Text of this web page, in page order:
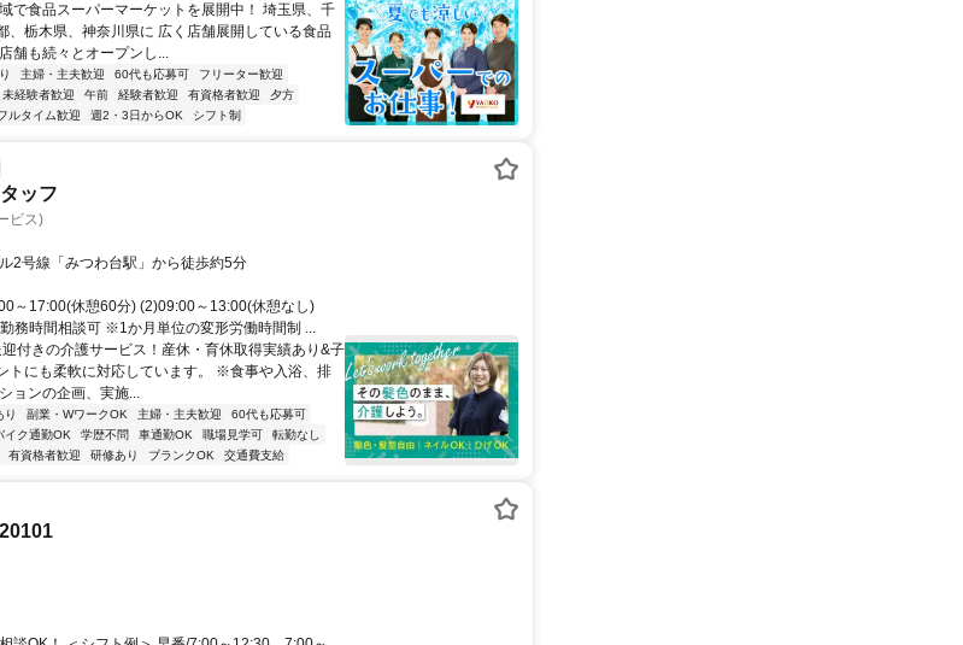
で食品スーパーマーケットを展開中！ 埼玉県、千
、栃木県、神奈川県に 広く店舗展開している食品
舗も続々とオープンし...
主婦・主夫歓迎 60代も応募可
フリーター歓迎
未経験者歓迎 午前 経験者歓迎 有資格者歓迎
夕方
ルタイム歓迎 週2・3日からOK シフト制
ッフ
ビス)
2号線「みつわ台駅」から徒歩約5分
～17:00(休憩60分) (2)09:00～13:00(休憩なし)
務時間相談可 ※1か月単位の変形労働時間制 ...
付きの介護サービス！産休・育休取得実績あり&子
トにも柔軟に対応しています。 ※食事や入浴、排
ョンの企画、実施...
り 副業・WワークOK 主婦・主夫歓迎
60代も応募可
イク通勤OK 学歴不問 車通勤OK 職場見学可
転勤なし
有資格者歓迎 研修あり ブランクOK 交通費支給